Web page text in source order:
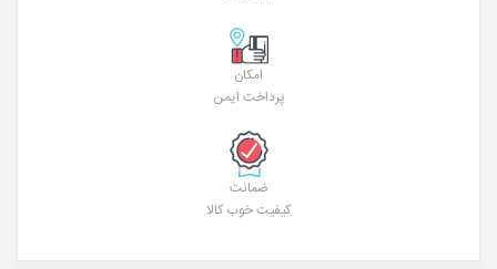
امکان
پرداخت ایمن
ضمانت
کیفیت خوب کالا